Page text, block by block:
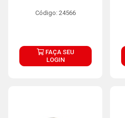
Código: 24566
FAÇA SEU
LOGIN